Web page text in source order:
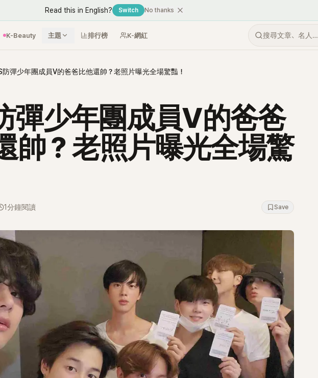
Read this in English? Switch No thanks
K-Beauty 主題 排行榜 K-網紅 搜尋文章、名人…
防彈少年團成員V的爸爸比他還帥？老照片曝光全場驚豔！
彈少年團成員V的爸爸
帥？老照片曝光全場驚
1分鐘閱讀 Save